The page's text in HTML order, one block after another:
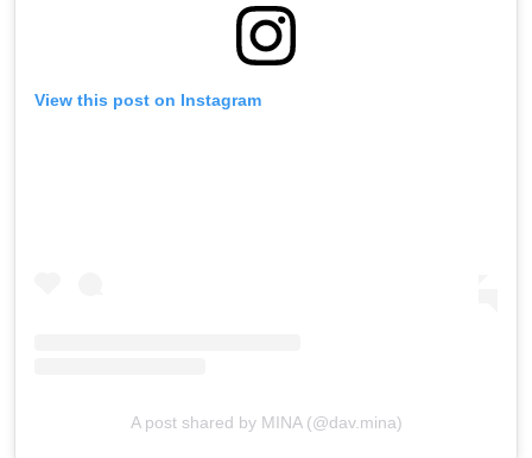
View this post on Instagram
A post shared by MINA (@dav.mina)